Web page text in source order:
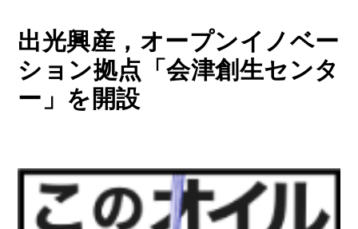
出光興産，オープンイノベー
ション拠点「会津創生センタ
ー」を開設